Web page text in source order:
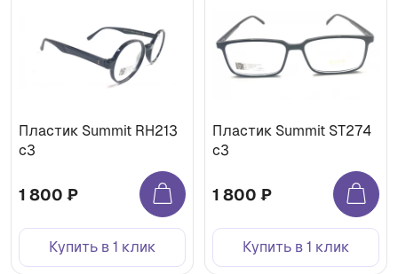
Пластик Summit RH213
c3
1 800 ₽
Купить в 1 клик
Пластик Summit ST274
c3
1 800 ₽
Купить в 1 клик